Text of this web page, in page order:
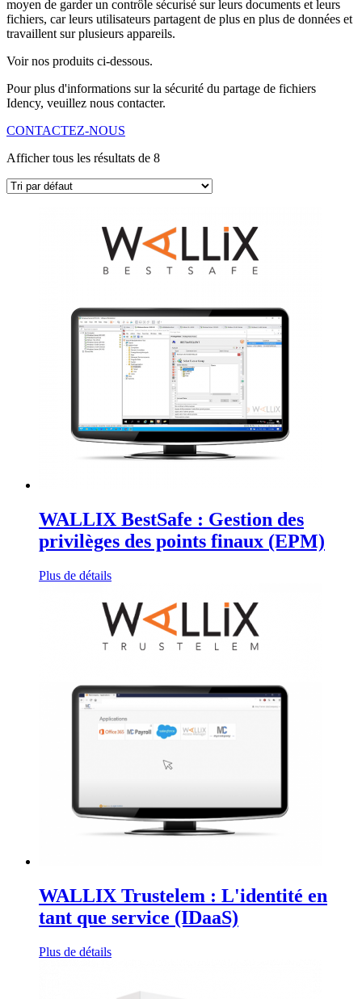
moyen de garder un contrôle sécurisé sur leurs documents et leurs
fichiers, car leurs utilisateurs partagent de plus en plus de données et
travaillent sur plusieurs appareils.
Voir nos produits ci-dessous.
Pour plus d'informations sur la sécurité du partage de fichiers
Idency, veuillez nous contacter.
CONTACTEZ-NOUS
Afficher tous les résultats de 8
WALLIX BestSafe : Gestion des
privilèges des points finaux (EPM)
Plus de détails
WALLIX Trustelem : L'identité en
tant que service (IDaaS)
Plus de détails